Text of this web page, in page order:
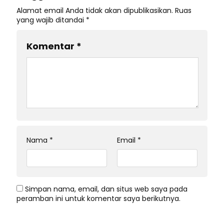
Alamat email Anda tidak akan dipublikasikan. Ruas
yang wajib ditandai *
Komentar *
Nama * Email *
Simpan nama, email, dan situs web saya pada
peramban ini untuk komentar saya berikutnya.